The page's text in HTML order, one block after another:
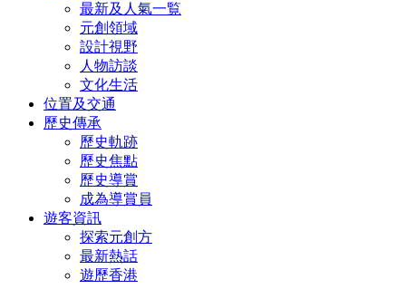
最新及人氣一覧
元創領域
設計視野
人物訪談
文化生活
位置及交通
歷史傳承
歷史軌跡
歷史焦點
歷史導賞
成為導賞員
遊客資訊
探索元創方
最新熱話
遊歷香港